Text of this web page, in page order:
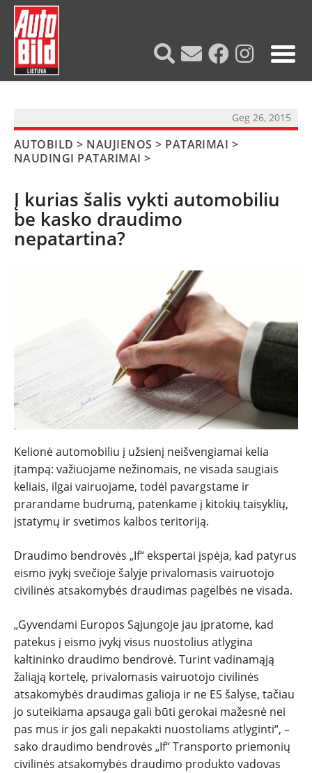
NAUJIENOS
TESTAI
NAUJI
NAUDOTI
REPORTAŽAI
SPORTAS
PATARIMAI
ĮVAIRENYBĖS
Geg 26, 2015
AUTOBILD > NAUJIENOS > PATARIMAI >
NAUDINGI PATARIMAI >
Į kurias šalis vykti automobiliu
be kasko draudimo
nepatartina?
Kelionė automobiliu į užsienį neišvengiamai kelia
įtampą: važiuojame nežinomais, ne visada saugiais
keliais, ilgai vairuojame, todėl pavargstame ir
prarandame budrumą, patenkame į kitokių taisyklių,
įstatymų ir svetimos kalbos teritoriją.
Draudimo bendrovės „If“ ekspertai įspėja, kad patyrus
eismo įvykį svečioje šalyje privalomasis vairuotojo
civilinės atsakomybės draudimas pagelbės ne visada.
„Gyvendami Europos Sąjungoje jau įpratome, kad
patekus į eismo įvykį visus nuostolius atlygina
kaltininko draudimo bendrovė. Turint vadinamąją
žaliąją kortelę, privalomasis vairuotojo civilinės
atsakomybės draudimas galioja ir ne ES šalyse, tačiau
jo suteikiama apsauga gali būti gerokai mažesnė nei
pas mus ir jos gali nepakakti nuostoliams atlyginti“, –
sako draudimo bendrovės „If“ Transporto priemonių
civilinės atsakomybės draudimo produkto vadovas